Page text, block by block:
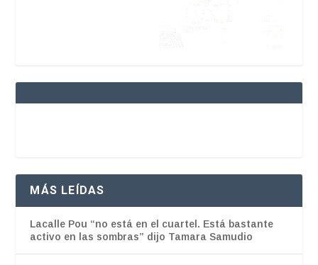
MÁS LEÍDAS
Lacalle Pou “no está en el cuartel. Está bastante
activo en las sombras” dijo Tamara Samudio